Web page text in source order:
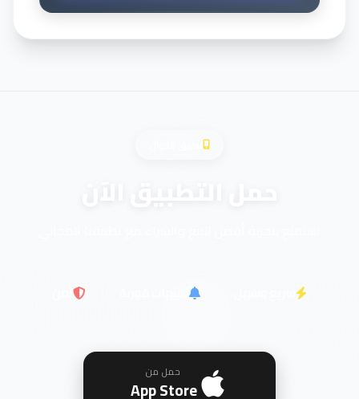
حمل التطبيق الآن
حمل من
App Store